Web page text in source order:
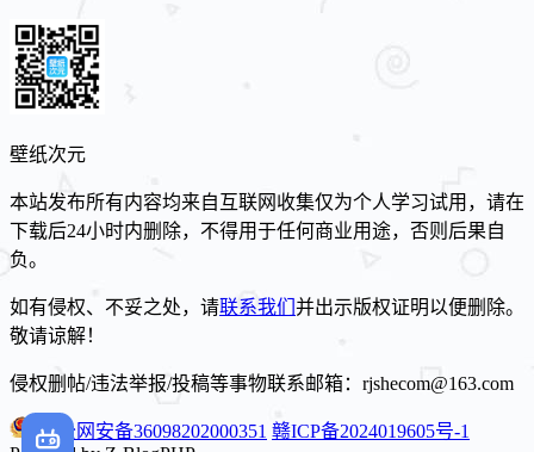
壁纸次元
本站发布所有内容均来自互联网收集仅为个人学习试用，请在
下载后24小时内删除，不得用于任何商业用途，否则后果自
负。
如有侵权、不妥之处，请联系我们 并出示版权证明以便删除。
敬请谅解！
侵权删帖/违法举报/投稿等事物联系邮箱：rjshecom@163.com
赣公网安备36098202000351 赣ICP备2024019605号-1